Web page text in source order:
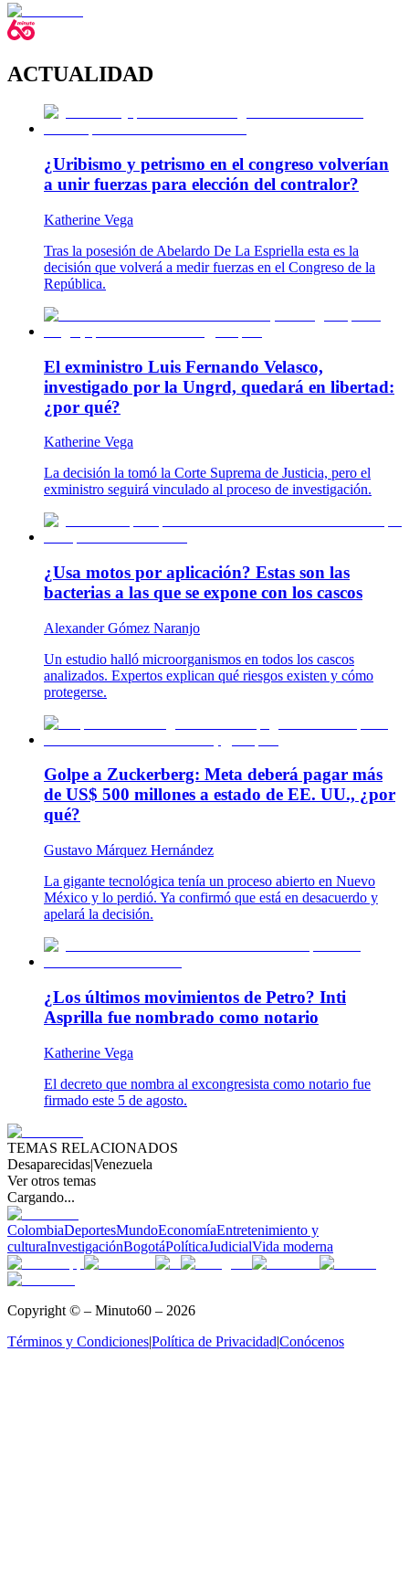
ACTUALIDAD
¿Uribismo y petrismo en el congreso volverían
a unir fuerzas para elección del contralor?
Katherine Vega
Tras la posesión de Abelardo De La Espriella esta es la
decisión que volverá a medir fuerzas en el Congreso de la
República.
El exministro Luis Fernando Velasco,
investigado por la Ungrd, quedará en libertad:
¿por qué?
Katherine Vega
La decisión la tomó la Corte Suprema de Justicia, pero el
exministro seguirá vinculado al proceso de investigación.
¿Usa motos por aplicación? Estas son las
bacterias a las que se expone con los cascos
Alexander Gómez Naranjo
Un estudio halló microorganismos en todos los cascos
analizados. Expertos explican qué riesgos existen y cómo
protegerse.
Golpe a Zuckerberg: Meta deberá pagar más
de US$ 500 millones a estado de EE. UU., ¿por
qué?
Gustavo Márquez Hernández
La gigante tecnológica tenía un proceso abierto en Nuevo
México y lo perdió. Ya confirmó que está en desacuerdo y
apelará la decisión.
¿Los últimos movimientos de Petro? Inti
Asprilla fue nombrado como notario
Katherine Vega
El decreto que nombra al excongresista como notario fue
firmado este 5 de agosto.
TEMAS RELACIONADOS
Desaparecidas|Venezuela
Ver otros temas
Cargando...
ColombiaDeportesMundoEconomíaEntretenimiento y
culturaInvestigaciónBogotáPolíticaJudicialVida moderna
Copyright © – Minuto60 – 2026
Términos y Condiciones|Política de Privacidad|Conócenos